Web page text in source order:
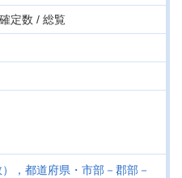
定数 / 総覧
，都道府県・市部－郡部－